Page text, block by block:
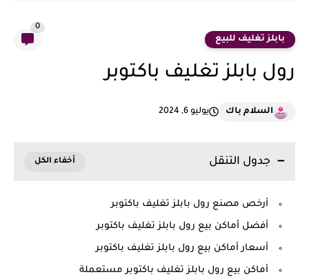
بابلز تغليف للبيع
0
رول بابلز تغليف باكتوبر
السلام باك يوليو 6, 2024
جدول التنقل
أرخص مصنع رول بابلز تغليف باكتوبر
أفضل أماكن بيع رول بابلز تغليف باكتوبر
أسعار أماكن بيع رول بابلز تغليف باكتوبر
أماكن بيع رول بابلز تغليف باكتوبر مستعملة